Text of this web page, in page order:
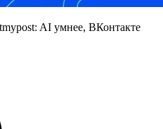
AI умнее, ВКонтакте